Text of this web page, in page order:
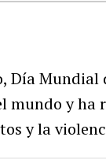
Día Mundial
mundo y ha
y la